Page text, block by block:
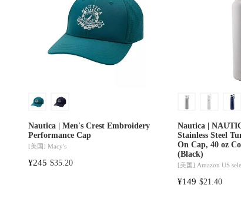
Nautica | Men's Crest Embroidery
Performance Cap
[美国] Macy's
¥245 $35.20
Nautica |
Stainless Steel
On Cap, 40 oz
(Black)
[美国] Amazon US
¥149 $21.40